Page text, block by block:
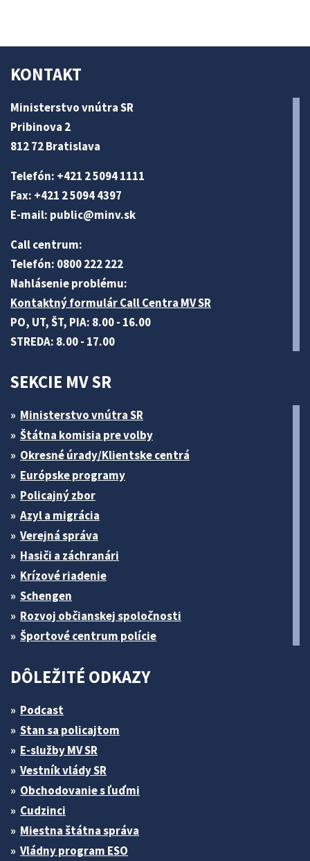
KONTAKT
Ministerstvo vnútra SR
Pribinova 2
812 72 Bratislava
Telefón: +421 2 5094 1111
Fax: +421 2 5094 4397
E-mail: public@minv.sk
Call centrum:
Telefón: 0800 222 222
Nahlásenie problému:
Kontaktný formulár Call Centra MV SR
PO, UT, ŠT, PIA: 8.00 - 16.00
STREDA: 8.00 - 17.00
SEKCIE MV SR
Ministerstvo vnútra SR
Štátna komisia pre volby
Okresné úrady/Klientske centrá
Európske programy
Policajný zbor
Azyl a migrácia
Verejná správa
Hasiči a záchranári
Krízové riadenie
Schengen
Rozvoj občianskej spoločnosti
Športové centrum polície
DÔLEŽITÉ ODKAZY
Podcast
Stan sa policajtom
E-služby MV SR
Vestník vlády SR
Obchodovanie s ľuďmi
Cudzinci
Miestna štátna správa
Vládny program ESO